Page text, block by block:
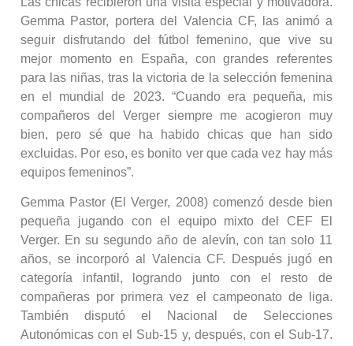
Gemma Pastor, portera del Valencia CF, las animó a
seguir disfrutando del fútbol femenino, que vive su
mejor momento en España, con grandes referentes
para las niñas, tras la victoria de la selección femenina
en el mundial de 2023. “Cuando era pequeña, mis
compañeros del Verger siempre me acogieron muy
bien, pero sé que ha habido chicas que han sido
excluidas. Por eso, es bonito ver que cada vez hay más
equipos femeninos”.
Gemma Pastor (El Verger, 2008) comenzó desde bien
pequeña jugando con el equipo mixto del CEF El
Verger. En su segundo año de alevín, con tan solo 11
años, se incorporó al Valencia CF. Después jugó en
categoría infantil, logrando junto con el resto de
compañeras por primera vez el campeonato de liga.
También disputó el Nacional de Selecciones
Autonómicas con el Sub-15 y, después, con el Sub-17.